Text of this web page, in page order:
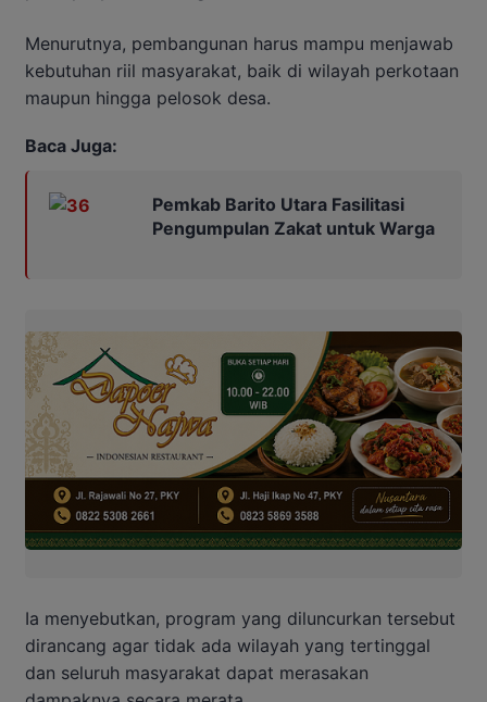
Menurutnya, pembangunan harus mampu menjawab
kebutuhan riil masyarakat, baik di wilayah perkotaan
maupun hingga pelosok desa.
Baca Juga:
Pemkab Barito Utara Fasilitasi
Pengumpulan Zakat untuk Warga
Ia menyebutkan, program yang diluncurkan tersebut
dirancang agar tidak ada wilayah yang tertinggal
dan seluruh masyarakat dapat merasakan